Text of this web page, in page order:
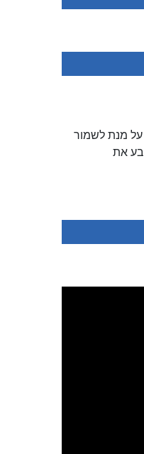
מנת לשמור
את